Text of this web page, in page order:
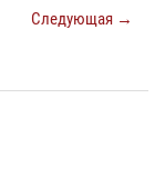
Следующая →